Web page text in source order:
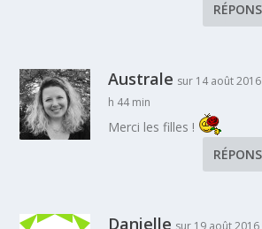
Australe sur 14 août
h 44 min
Merci les filles !
Danielle